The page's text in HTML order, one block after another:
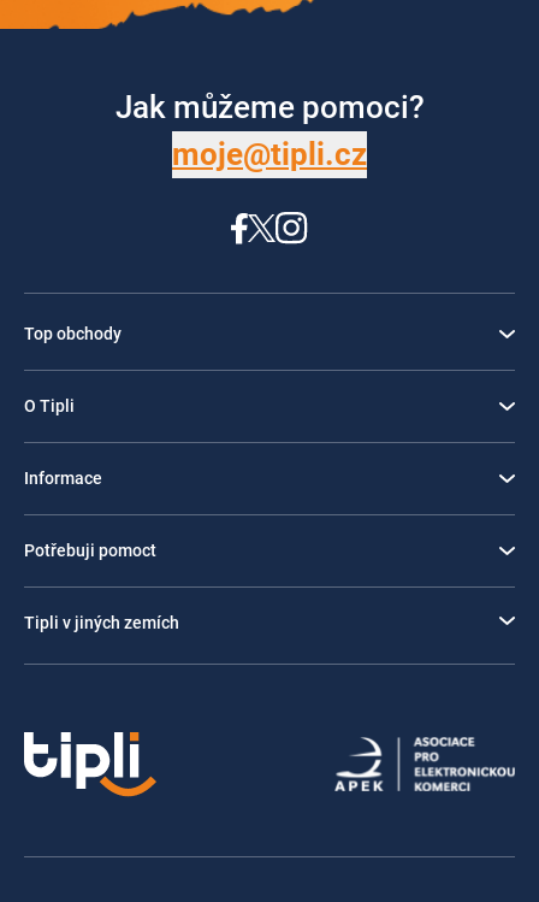
Jak můžeme pomoci?
moje@tipli.cz
Top obchody
O Tipli
Informace
Potřebuji pomoct
Tipli v jiných zemích